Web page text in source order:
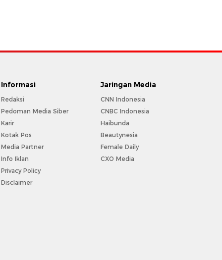
Informasi
Redaksi
Pedoman Media Siber
Karir
Kotak Pos
Media Partner
Info Iklan
Privacy Policy
Disclaimer
Jaringan Media
CNN Indonesia
CNBC Indonesia
Haibunda
Beautynesia
Female Daily
CXO Media